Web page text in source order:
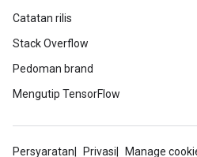
Catatan rilis
Stack Overflow
Pedoman brand
Mengutip TensorFlow
Persyaratan Privasi
Manage